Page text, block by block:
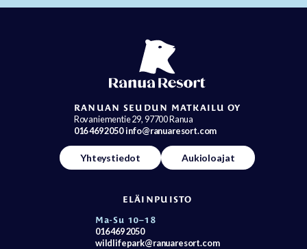
RANUAN SEUDUN MATKAILU OY
Rovaniementie 29, 97700 Ranua
016 469 2050info@ranuaresort.com
Yhteystiedot Aukioloajat
ELÄINPUISTO
Ma-Su 10–18
016 469 2050
wildlifepark@ranuaresort.com